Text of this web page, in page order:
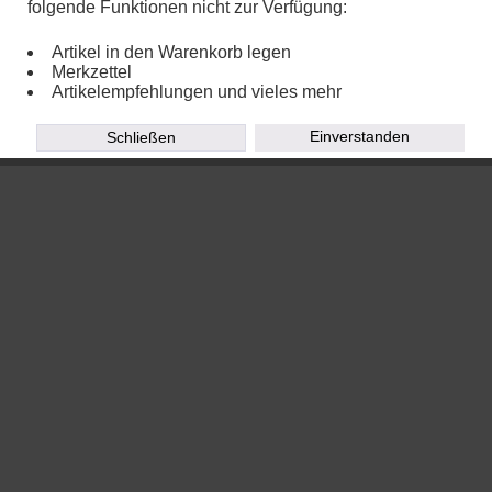
Copyright © 2020
Powered by Chalupa Webdesign
folgende Funktionen nicht zur Verfügung:
Artikel in den Warenkorb legen
Merkzettel
Artikelempfehlungen und vieles mehr
Einverstanden
Schließen